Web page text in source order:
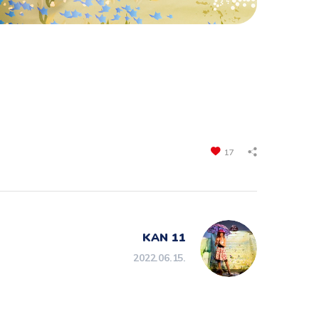
17
KAN 11
2022.06.15.